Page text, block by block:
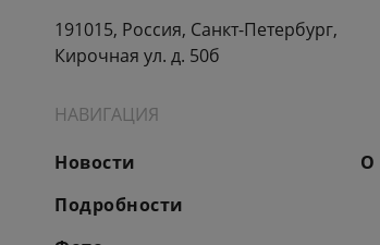
191015, Россия, Санкт-Петербург,
Кирочная ул. д. 50б
НАВИГАЦИЯ
Новости
Подробности
О